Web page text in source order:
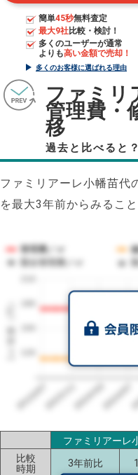
簡単45秒無料査定
最大9社比較・検討！
多くのユーザーが通常
よりも高い金額で売却！
多くのお客様に選ばれる理由
ファミリ
管理費・
移
過去と比べると？
ファミリアーレ小幡苗代
を最大3年前からみること
1㎡単価（円）
管理費／㎡
競合管理費／㎡
2023/072023/112024/032024/07
ファミリアーレ
比較
時期
3年前比